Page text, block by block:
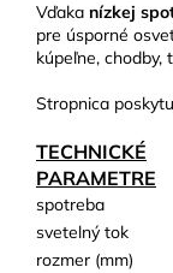
Vďaka nízkej
pre úsporné
kúpeľne, chodby,
Stropnica
TECHNICKÉ
PARAMETRE
spotreba
svetelný tok
rozmer (mm)